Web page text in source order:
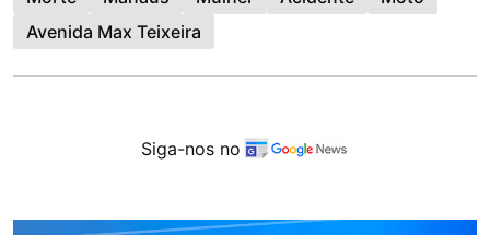
Avenida Max Teixeira
Siga-nos no